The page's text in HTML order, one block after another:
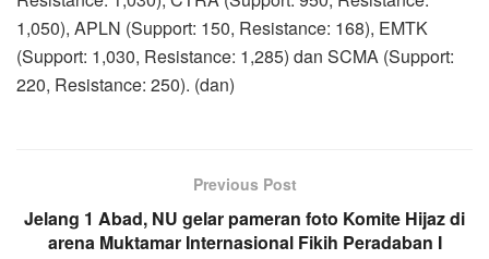
1,050), APLN (Support: 150, Resistance: 168), EMTK
(Support: 1,030, Resistance: 1,285) dan SCMA (Support:
220, Resistance: 250). (dan)
Previous Post
Jelang 1 Abad, NU gelar pameran foto Komite Hijaz di
arena Muktamar Internasional Fikih Peradaban I